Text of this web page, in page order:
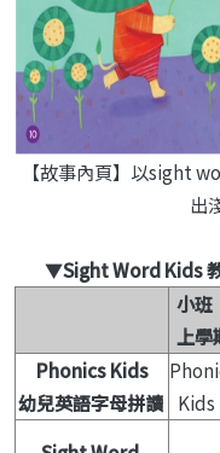
【故事內頁】以sight
出
▼Sight Word Kids
小班
上學
Phonics Kids
幼兒英語字母拼讀 Kids